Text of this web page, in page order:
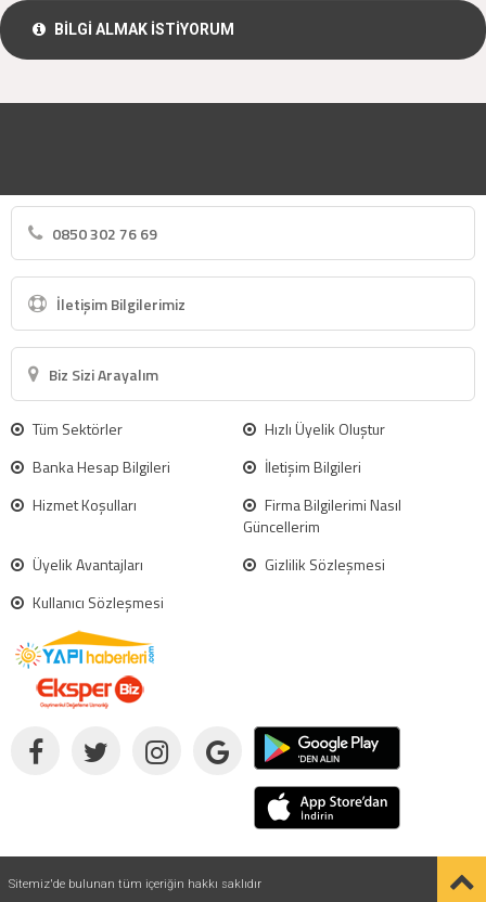
BİLGİ ALMAK İSTİYORUM
0850 302 76 69
İletişim Bilgilerimiz
Biz Sizi Arayalım
Tüm Sektörler
Hızlı Üyelik Oluştur
Banka Hesap Bilgileri
İletişim Bilgileri
Hizmet Koşulları
Firma Bilgilerimi Nasıl
Güncellerim
Üyelik Avantajları
Gizlilik Sözleşmesi
Kullanıcı Sözleşmesi
Sitemiz'de bulunan tüm içeriğin hakkı saklıdır